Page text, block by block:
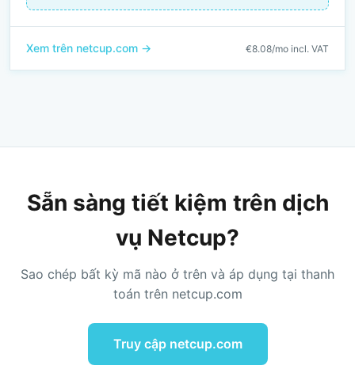
Xem trên netcup.com → €8.08/mo incl. VAT
Sẵn sàng tiết kiệm trên dịch
vụ Netcup?
Sao chép bất kỳ mã nào ở trên và áp dụng tại thanh
toán trên netcup.com
Truy cập netcup.com